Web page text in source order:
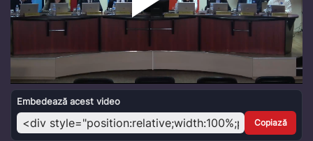
Play
Video
Embedează acest video
Copiază